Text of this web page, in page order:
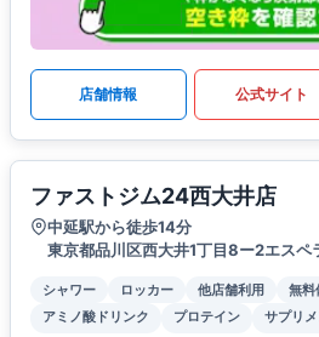
店舗情報 公式サイト
ファストジム24西大井店
中延駅から徒歩14分
東京都品川区西大井1丁目8ー2エスペ
シャワー ロッカー 他店舗利用 無料
アミノ酸ドリンク
プロテイン サプリメ